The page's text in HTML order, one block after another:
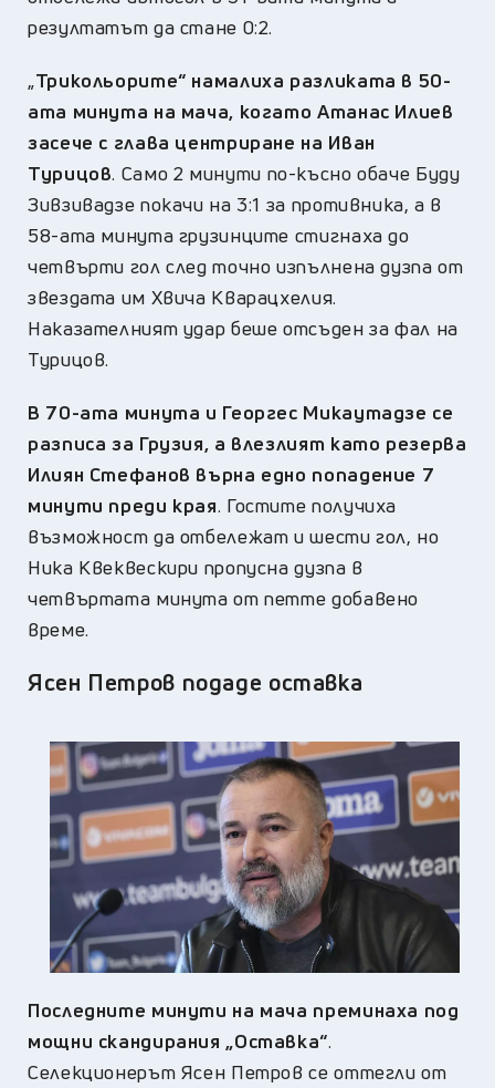
резултатът да стане 0:2.
„Трикольорите“ намалиха разликата в 50-
ата минута на мача, когато Атанас Илиев
засече с глава центриране на Иван
Турицов. Само 2 минути по-късно обаче Буду
Зивзивадзе покачи на 3:1 за противника, а в
58-ата минута грузинците стигнаха до
четвърти гол след точно изпълнена дузпа от
звездата им Хвича Кварацхелия.
Наказателният удар беше отсъден за фал на
Турицов.
В 70-ата минута и Георгес Микаутадзе се
разписа за Грузия, а влезлият като резерва
Илиян Стефанов върна едно попадение 7
минути преди края. Гостите получиха
възможност да отбележат и шести гол, но
Ника Квеквескири пропусна дузпа в
четвъртата минута от петте добавено
време.
Ясен Петров подаде оставка
Последните минути на мача преминаха под
мощни скандирания „Оставка“.
Селекционерът Ясен Петров се оттегли от